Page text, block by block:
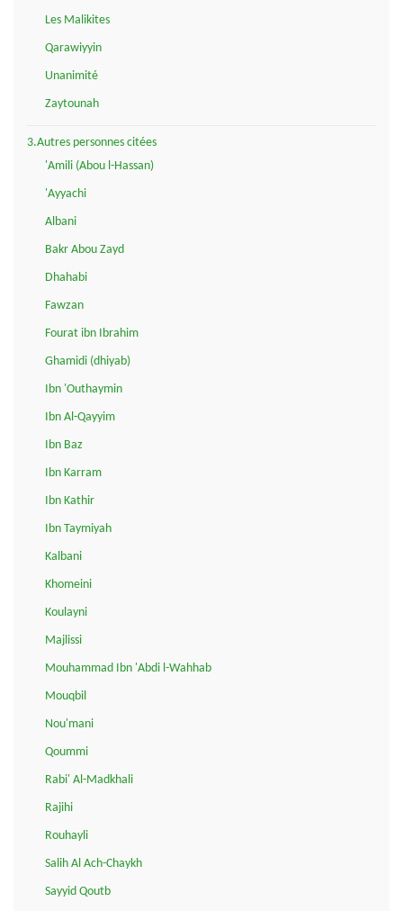
Les Malikites
Qarawiyyin
Unanimité
Zaytounah
3.Autres personnes citées
'Amili (Abou l-Hassan)
'Ayyachi
Albani
Bakr Abou Zayd
Dhahabi
Fawzan
Fourat ibn Ibrahim
Ghamidi (dhiyab)
Ibn 'Outhaymin
Ibn Al-Qayyim
Ibn Baz
Ibn Karram
Ibn Kathir
Ibn Taymiyah
Kalbani
Khomeini
Koulayni
Majlissi
Mouhammad Ibn 'Abdi l-Wahhab
Mouqbil
Nou'mani
Qoummi
Rabi' Al-Madkhali
Rajihi
Rouhayli
Salih Al Ach-Chaykh
Sayyid Qoutb